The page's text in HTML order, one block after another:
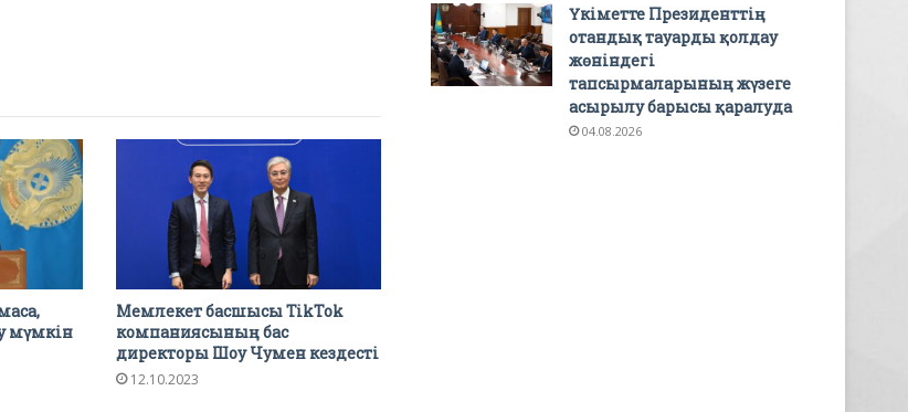
мүмкін
Мемлекет басшысы TikTok
компаниясының бас
директоры Шоу Чумен кездесті
12.10.2023
Үкіметте Президенттің
отандық тауарды қолдау
жөніндегі
тапсырмаларының жүзеге
асырылу барысы қаралуда
04.08.2026